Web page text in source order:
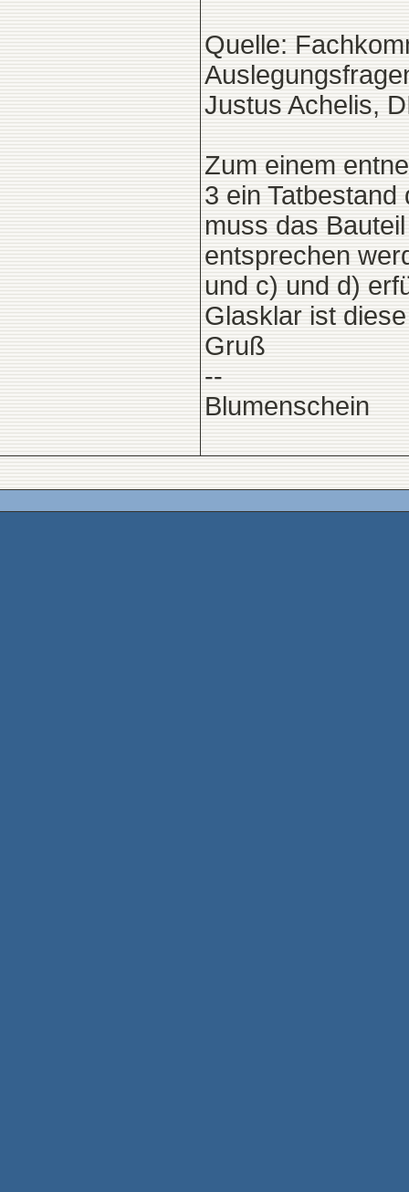
Quelle:
Justus Achelis,
Zum einem
3 ein
muss das
entsprechen
und c) und d)
Glasklar ist
Gruß
--
Blumenschein